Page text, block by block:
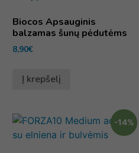
Biocos Apsauginis
balzamas šunų pėdutėms
8,90€
Į krepšelį
-14%